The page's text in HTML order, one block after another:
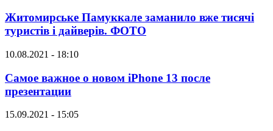
Житомирське Памуккале заманило вже тисячі
туристів і дайверів. ФОТО
10.08.2021 - 18:10
Самое важное о новом iPhone 13 после
презентации
15.09.2021 - 15:05